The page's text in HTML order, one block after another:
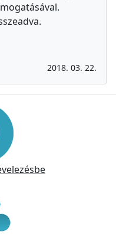
2018. 03. 22.